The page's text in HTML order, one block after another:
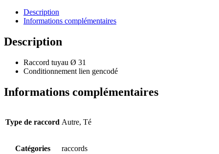
Description
Informations complémentaires
Description
Raccord tuyau Ø 31
Conditionnement lien gencodé
Informations complémentaires
Type de raccord Autre, Té
Catégories raccords